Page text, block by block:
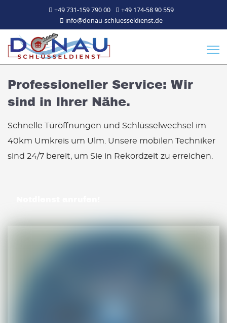
+49 731-159 790 00
+49 174-58 90 559
info@donau-schluesseldienst.de
Professioneller Service: Wir
sind in Ihrer Nähe.
Schnelle Türöffnungen und Schlüsselwechsel
im
40km Umkreis um Ulm. Unsere mobilen Techniker
sind 24/7 bereit, um Sie in Rekordzeit zu erreichen.